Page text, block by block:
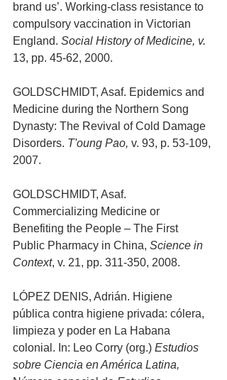
brand us’. Working-class resistance to
compulsory vaccination in Victorian
England. Social History of Medicine, v.
13, pp. 45-62, 2000.
GOLDSCHMIDT, Asaf. Epidemics and
Medicine during the Northern Song
Dynasty: The Revival of Cold Damage
Disorders. T'oung Pao, v. 93, p. 53-109,
2007.
GOLDSCHMIDT, Asaf.
Commercializing Medicine or
Benefiting the People – The First
Public Pharmacy in China, Science in
Context, v. 21, pp. 311-350, 2008.
LÓPEZ DENIS, Adrián. Higiene
pública contra higiene privada: cólera,
limpieza y poder en La Habana
colonial. In: Leo Corry (org.) Estudios
sobre Ciencia en América Latina,